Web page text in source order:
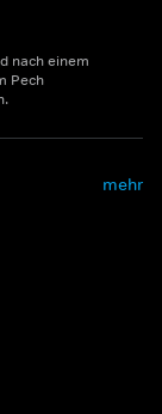
nach einem
Pech
mehr